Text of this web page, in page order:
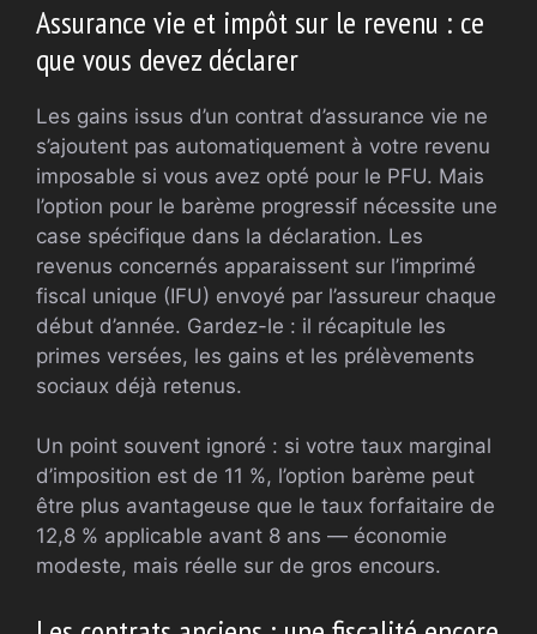
Assurance vie et impôt sur le revenu : ce
que vous devez déclarer
Les gains issus d’un contrat d’assurance vie ne
s’ajoutent pas automatiquement à votre revenu
imposable si vous avez opté pour le PFU. Mais
l’option pour le barème progressif nécessite une
case spécifique dans la déclaration. Les
revenus concernés apparaissent sur l’imprimé
fiscal unique (IFU) envoyé par l’assureur chaque
début d’année. Gardez-le : il récapitule les
primes versées, les gains et les prélèvements
sociaux déjà retenus.
Un point souvent ignoré : si votre taux marginal
d’imposition est de 11 %, l’option barème peut
être plus avantageuse que le taux forfaitaire de
12,8 % applicable avant 8 ans — économie
modeste, mais réelle sur de gros encours.